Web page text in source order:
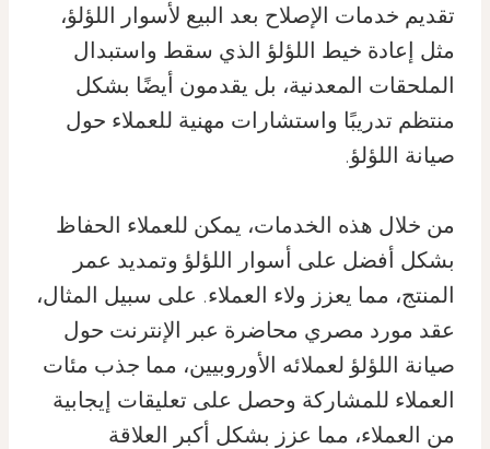
تقديم خدمات الإصلاح بعد البيع لأسوار اللؤلؤ،
مثل إعادة خيط اللؤلؤ الذي سقط واستبدال
الملحقات المعدنية، بل يقدمون أيضًا بشكل
منتظم تدريبًا واستشارات مهنية للعملاء حول
صيانة اللؤلؤ.
من خلال هذه الخدمات، يمكن للعملاء الحفاظ
بشكل أفضل على أسوار اللؤلؤ وتمديد عمر
المنتج، مما يعزز ولاء العملاء. على سبيل المثال،
عقد مورد مصري محاضرة عبر الإنترنت حول
صيانة اللؤلؤ لعملائه الأوروبيين، مما جذب مئات
العملاء للمشاركة وحصل على تعليقات إيجابية
من العملاء، مما عزز بشكل أكبر العلاقة